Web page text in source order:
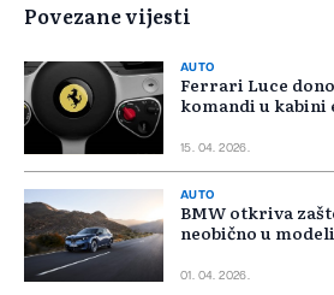
Povezane vijesti
AUTO
Ferrari Luce
komandi u
15. 04. 2026.
AUTO
BMW otkriva
neobično u
01. 04. 2026.